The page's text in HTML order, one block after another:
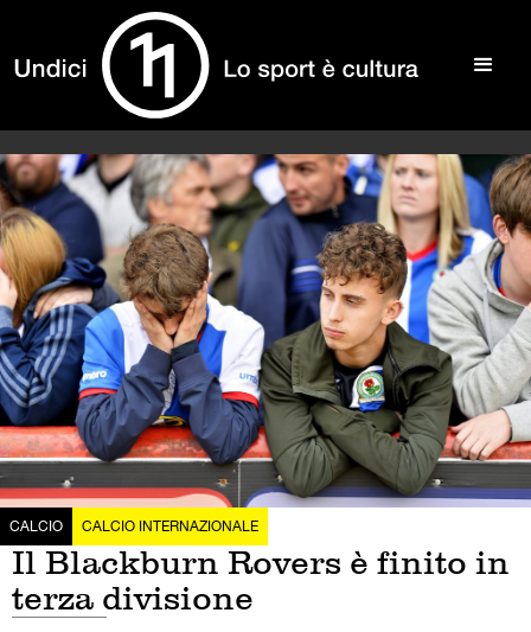
CALCIO CALCIO INTERNAZIONALE
Il Blackburn Rovers è finito in
terza divisione